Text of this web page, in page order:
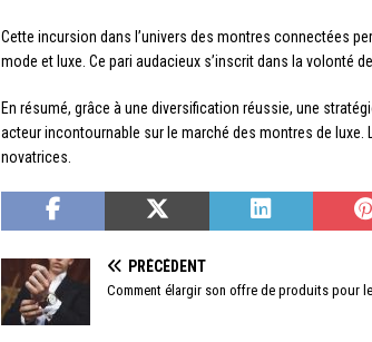
Cette incursion dans l’univers des montres connectées
mode et luxe. Ce pari audacieux s’inscrit dans la volonté
En résumé, grâce à une diversification réussie, une
acteur incontournable sur le marché des montres de
novatrices.
PRÉCÉDENT
Comment élargir son offre de produits pour